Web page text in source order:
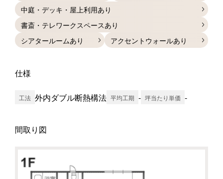
中庭・デッキ・屋上利用あり
書斎・テレワークスペースあり
シアタールームあり
アクセントウォールあり
仕様
工法 外内ダブル断熱構法 平均工期 - 坪当たり単価 -
間取り図